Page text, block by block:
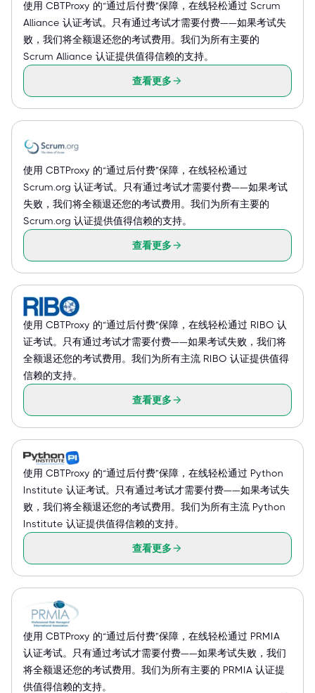
使用 CBTProxy 的“通过后付费”保障，在线轻松通过 Scrum
Alliance 认证考试。只有通过考试才需要付费——如果考试失
败，我们将全额退还您的考试费用。我们为所有主要的
Scrum Alliance 认证提供值得信赖的支持。
查看更多
使用 CBTProxy 的“通过后付费”保障，在线轻松通过
Scrum.org 认证考试。只有通过考试才需要付费——如果考试
失败，我们将全额退还您的考试费用。我们为所有主要的
Scrum.org 认证提供值得信赖的支持。
查看更多
使用 CBTProxy 的“通过后付费”保障，在线轻松通过 RIBO 认
证考试。只有通过考试才需要付费——如果考试失败，我们将
全额退还您的考试费用。我们为所有主流 RIBO 认证提供值得
信赖的支持。
查看更多
使用 CBTProxy 的“通过后付费”保障，在线轻松通过 Python
Institute 认证考试。只有通过考试才需要付费——如果考试失
败，我们将全额退还您的考试费用。我们为所有主流 Python
Institute 认证提供值得信赖的支持。
查看更多
使用 CBTProxy 的“通过后付费”保障，在线轻松通过 PRMIA
认证考试。只有通过考试才需要付费——如果考试失败，我们
将全额退还您的考试费用。我们为所有主要的 PRMIA 认证提
供值得信赖的支持。